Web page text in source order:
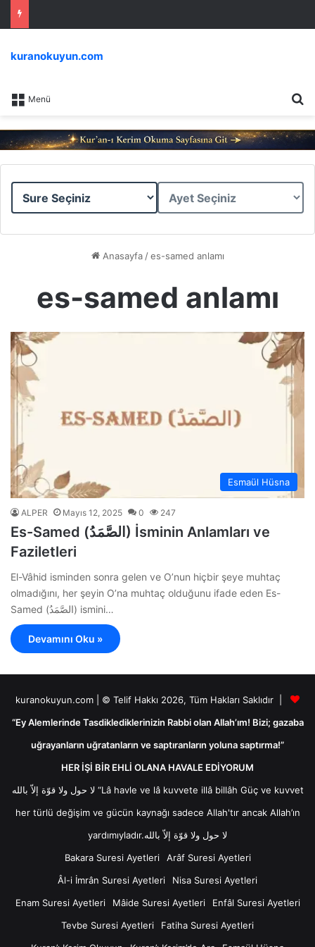
Menü
kuranokuyun.com
Sure
Ayet
Anasayfa / es-samed anlamı
es-samed anlamı
Esmaül Hüsna
ALPER Mayıs 12, 2025 0 247
Es-Samed (الصَّمَدُ) İsminin Anlamları ve
Faziletleri
El-Vâhid isminden sonra gelen ve O’nun hiçbir şeye muhtaç
olmadığını, her şeyin O’na muhtaç olduğunu ifade eden Es-
Samed (الصَّمَدُ) ismini…
Devamını Oku »
kuranokuyun.com | © Telif Hakkı 2026, Tüm Hakları Saklıdır |
“Ey Alemlerinde Tasdiklediklerinizin Rabbi olan Allah’ım! Bizi; gazaba
uğrayanların uğratanların ve saptıranların yoluna saptırma!”
HER İŞİ BİR EHLİ OLANA HAVALE EDİYORUM
لا حول ولا قوّة إلاّ بالله “Lâ havle ve lâ kuvvete illâ billâh Güç ve kuvvet
her türlü değişim ve gücün kaynağı sadece Allah'tır ancak Allah’ın
yardımıyladır.لا حول ولا قوّة إلاّ بالله
Bakara Suresi Ayetleri
Arâf Suresi Ayetleri
Âl-i İmrân Suresi Ayetleri
Nisa Suresi Ayetleri
Enam Suresi Ayetleri
Mâide Suresi Ayetleri
Enfâl Suresi Ayetleri
Tevbe Suresi Ayetleri
Fatiha Suresi Ayetleri